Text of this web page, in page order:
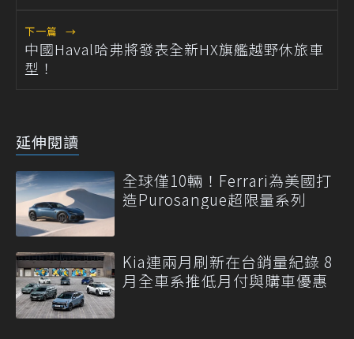
下一篇 →
中國Haval哈弗將發表全新HX旗艦越野休旅車
型！
延伸閱讀
全球僅10輛！Ferrari為美國打
造Purosangue超限量系列
Kia連兩月刷新在台銷量紀錄 8
月全車系推低月付與購車優惠